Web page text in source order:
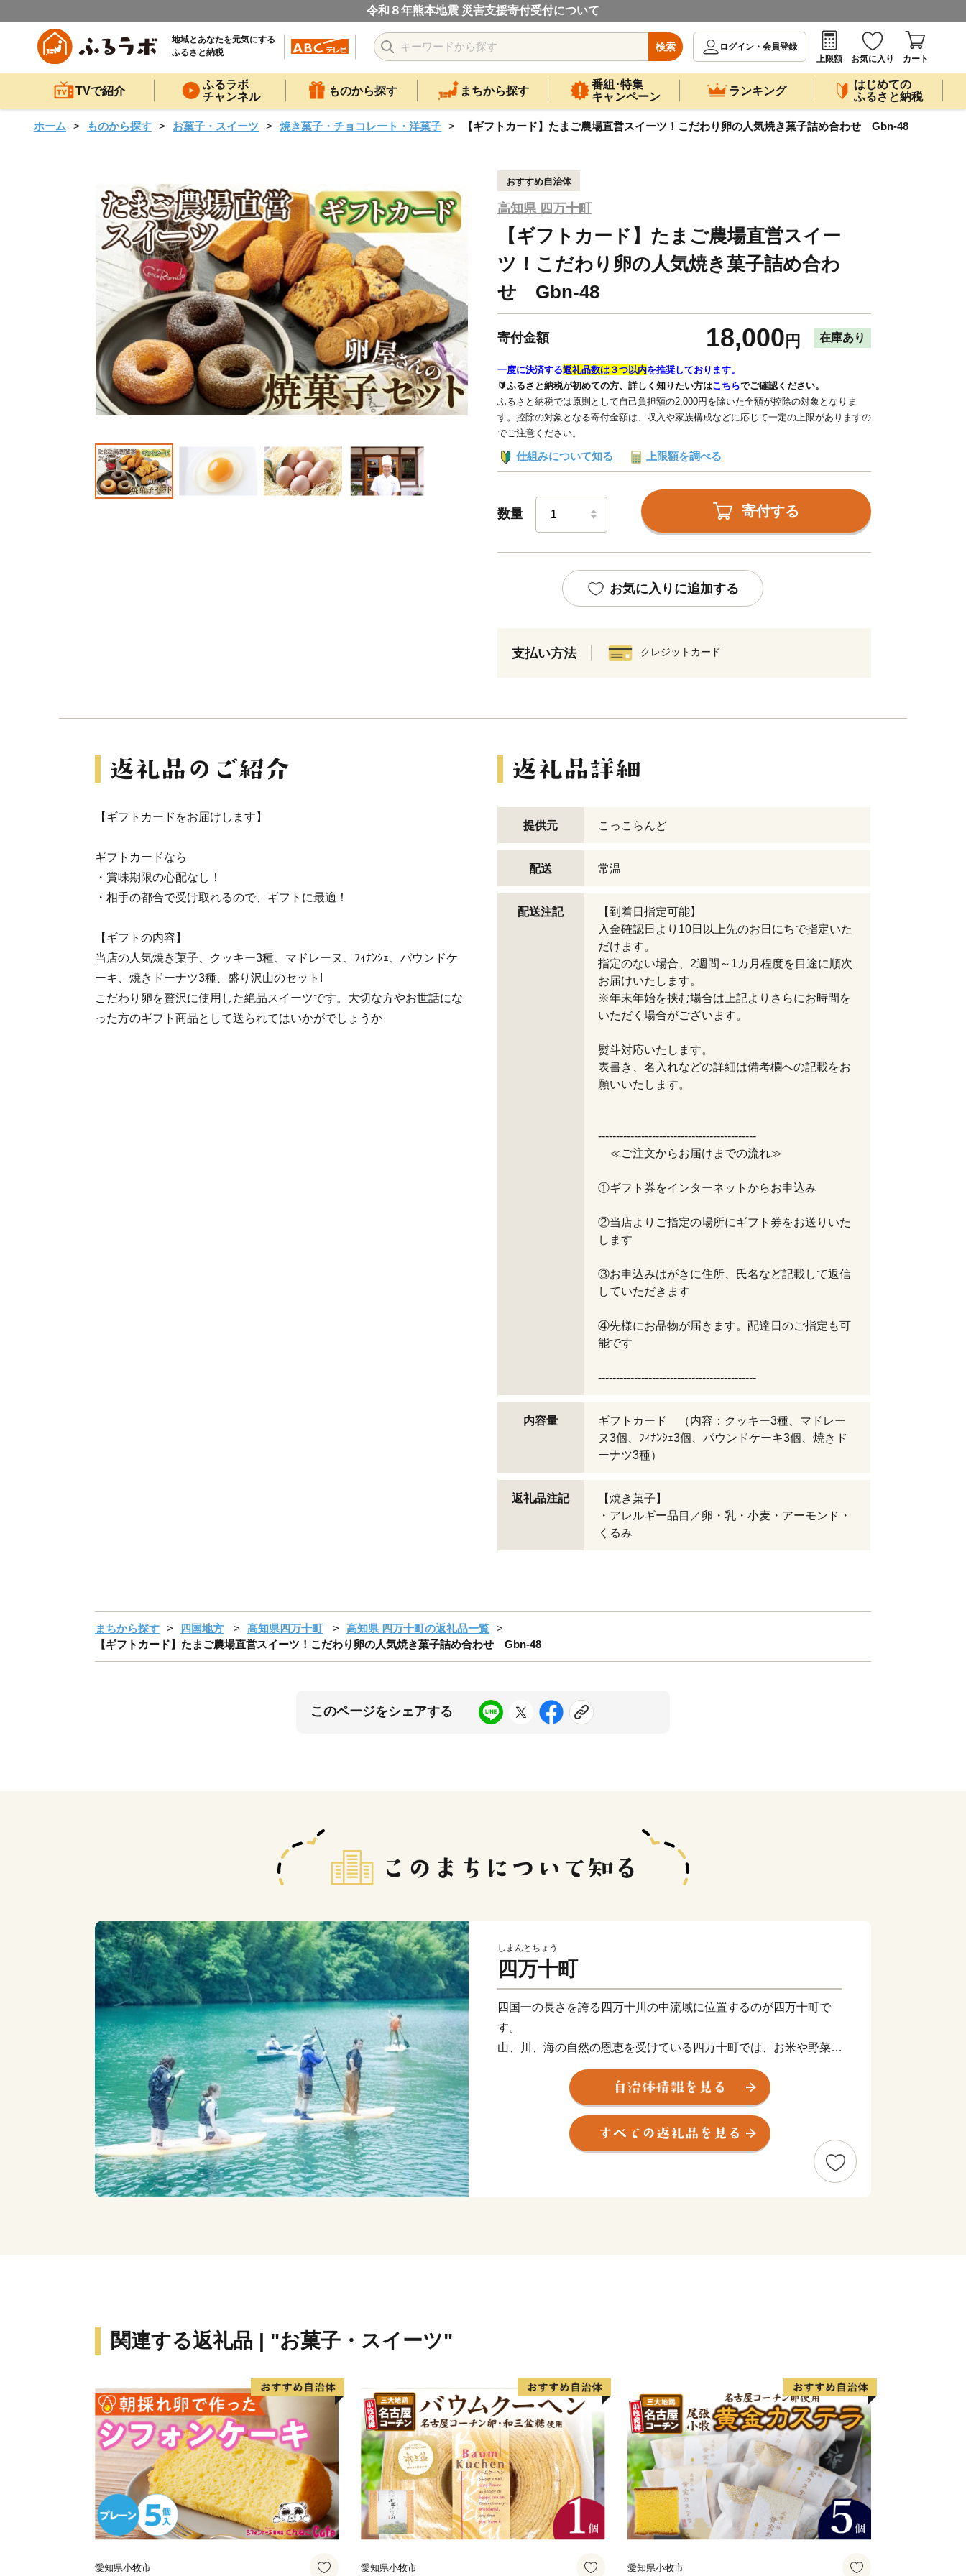
令和８年熊本地震 災害支援寄付受付について
地域とあなたを元気にする
ふるさと納税
検索
ログイン・会員登録
上限額
お気に入り カート
TVで紹介
ふるラボ
チャンネル
ものから探す まちから探す
番組･特集
キャンペーン
ランキング
はじめての
ふるさと納税
ホーム ものから探す お菓子・スイーツ 焼き菓子・チョコレート・洋菓子 【ギフトカード】たまご農場直営スイーツ！こだわり卵の人気焼き菓子詰め合わせ Gbn-48
おすすめ自治体
高知県 四万十町
【ギフトカード】たまご農場直営スイー
ツ！こだわり卵の人気焼き菓子詰め合わ
せ Gbn-48
寄付金額 18,000 円 在庫あり
一度に決済する返礼品数は３つ以内を推奨しております。
🔰ふるさと納税が初めての方、詳しく知りたい方はこちらでご確認ください。
ふるさと納税では原則として自己負担額の2,000円を除いた全額が控除の対象となりま
す。控除の対象となる寄付金額は、収入や家族構成などに応じて一定の上限がありますの
でご注意ください。
仕組みについて知る 上限額を調べる
数量 寄付する
お気に入りに追加する
支払い方法 クレジットカード
【ギフトカードをお届けします】
ギフトカードなら
・賞味期限の心配なし！
・相手の都合で受け取れるので、ギフトに最適！
【ギフトの内容】
当店の人気焼き菓子、クッキー3種、マドレーヌ、ﾌｨﾅﾝｼｪ、パウンドケ
ーキ、焼きドーナツ3種、盛り沢山のセット!
こだわり卵を贅沢に使用した絶品スイーツです。大切な方やお世話にな
った方のギフト商品として送られてはいかがでしょうか
提供元 こっこらんど
配送 常温
配送注記
【到着日指定可能】
入金確認日より10日以上先のお日にちで指定いた
だけます。
指定のない場合、2週間～1カ月程度を目途に順次
お届けいたします。
※年末年始を挟む場合は上記よりさらにお時間を
いただく場合がございます。
熨斗対応いたします。
表書き、名入れなどの詳細は備考欄への記載をお
願いいたします。
--------------------------------------------
≪ご注文からお届けまでの流れ≫
①ギフト券をインターネットからお申込み
②当店よりご指定の場所にギフト券をお送りいた
します
③お申込みはがきに住所、氏名など記載して返信
していただきます
④先様にお品物が届きます。配達日のご指定も可
能です
--------------------------------------------
内容量
ギフトカード （内容：クッキー3種、マドレー
ヌ3個、ﾌｨﾅﾝｼｪ3個、パウンドケーキ3個、焼きド
ーナツ3種）
返礼品注記
【焼き菓子】
・アレルギー品目／卵・乳・小麦・アーモンド・
くるみ
まちから探す 四国地方 高知県四万十町
高知県 四万十町の返礼品一覧
【ギフトカード】たまご農場直営スイーツ！こだわり卵の人気焼き菓子詰め合わせ Gbn-48
このページをシェアする
しまんとちょう
四万十町
四国一の長さを誇る四万十川の中流域に位置するのが四万十町で
す。
山、川、海の自然の恩恵を受けている四万十町では、お米や野菜、
うなぎや四万十ポークなど、多くの特産品があります。
関連する返礼品 | "お菓子・スイーツ"
愛知県小牧市 愛知県小牧市 愛知県小牧市